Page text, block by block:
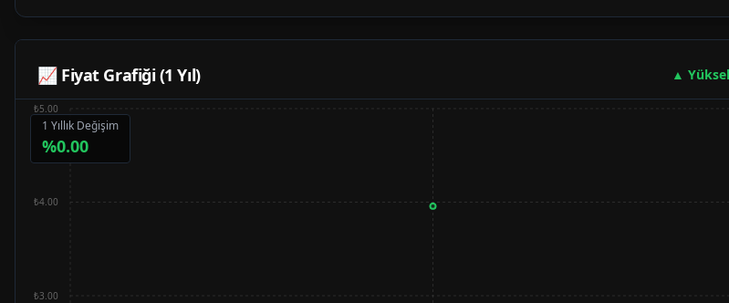
📈 Fiyat Grafiği (1 Yıl) ▲
1 Yıllık Değişim
%0.00
₺3.00
₺4.00
₺5.00